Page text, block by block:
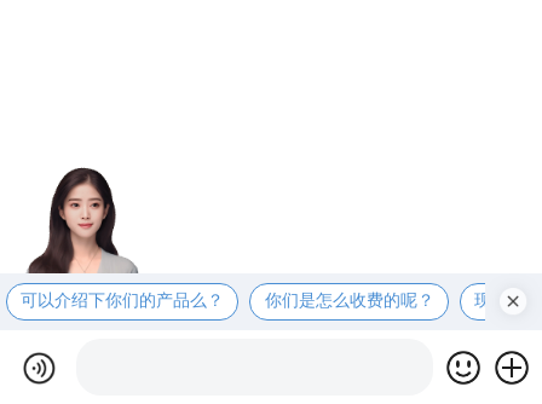
可以介绍下你们的产品么？ 你们是怎么收费的呢？ 现在有